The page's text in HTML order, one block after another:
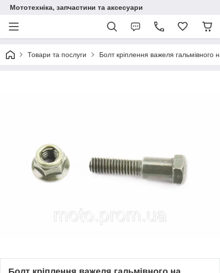
Мототехніка, запчастини та аксесуари
Товари та послуги Болт кріплення важеля гальмівного